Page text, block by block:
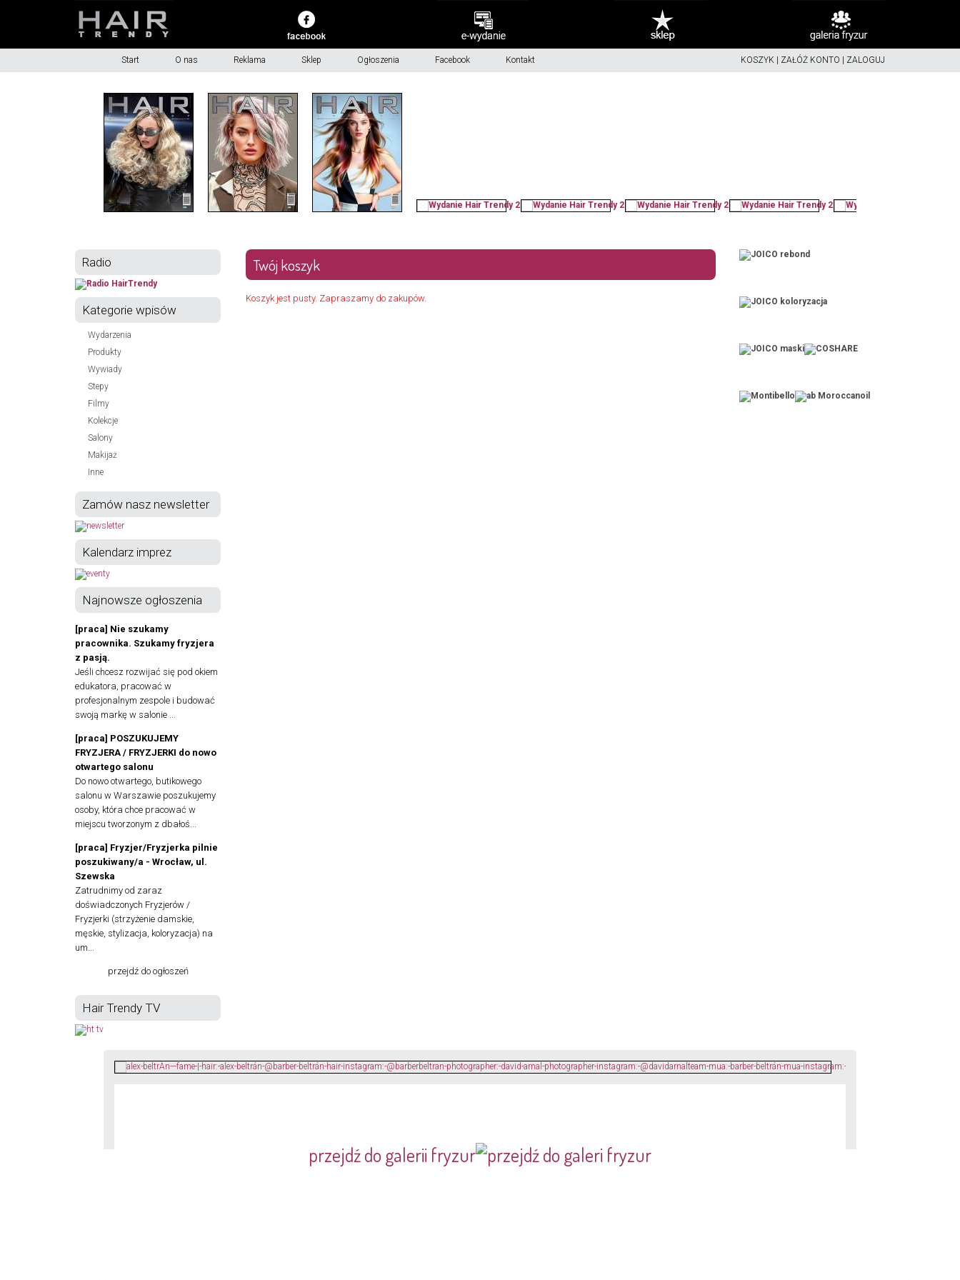
Start O nas Reklama Sklep Ogłoszenia Facebook Kontakt KOSZYK ZAŁÓŻ KONTO ZALOGUJ
Radio
Kategorie wpisów
Wydarzenia
Produkty
Wywiady
Stepy
Filmy
Kolekcje
Salony
Makijaż
Inne
Zamów nasz newsletter
Kalendarz imprez
Najnowsze ogłoszenia
[praca] Nie szukamy
pracownika. Szukamy fryzjera
z pasją.
Jeśli chcesz rozwijać się pod okiem
edukatora, pracować w
profesjonalnym zespole i budować
swoją markę w salonie ...
[praca] POSZUKUJEMY
FRYZJERA / FRYZJERKI do nowo
otwartego salonu
Do nowo otwartego, butikowego
salonu w Warszawie poszukujemy
osoby, która chce pracować w
miejscu tworzonym z dbałoś...
[praca] Fryzjer/Fryzjerka pilnie
poszukiwany/a - Wrocław, ul.
Szewska
Zatrudnimy od zaraz
doświadczonych Fryzjerów /
Fryzjerki (strzyżenie damskie,
męskie, stylizacja, koloryzacja) na
um...
przejdź do ogłoszeń
Hair Trendy TV
Twój koszyk
Koszyk jest pusty. Zapraszamy do zakupów.
przejdź do galerii fryzur